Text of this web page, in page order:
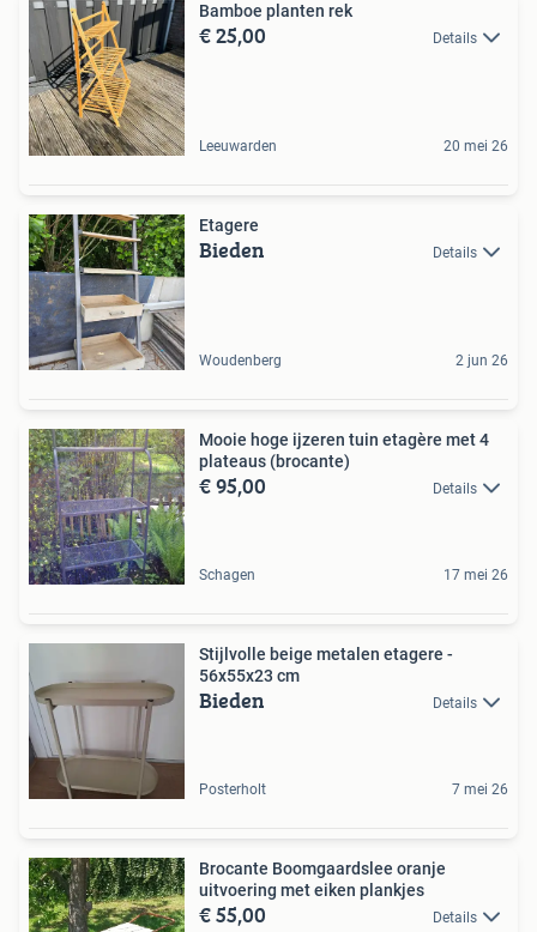
Bamboe planten rek
€ 25,00 Details
Leeuwarden 20 mei 26
Etagere
Bieden Details
Woudenberg 2 jun 26
Mooie hoge ijzeren tuin etagère met 4
plateaus (brocante)
€ 95,00 Details
Schagen 17 mei 26
Stijlvolle beige metalen etagere -
56x55x23 cm
Bieden Details
Posterholt 7 mei 26
Brocante Boomgaardslee oranje
uitvoering met eiken plankjes
€ 55,00 Details